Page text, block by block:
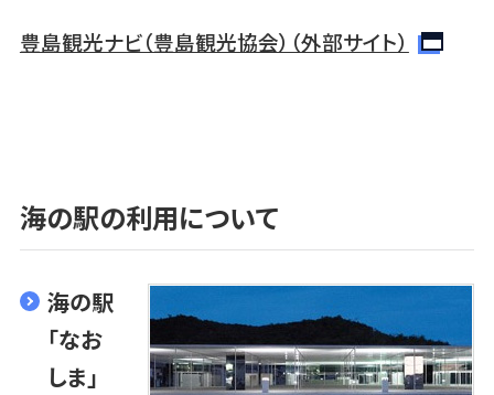
豊島観光ナビ（豊島観光協会）（外部サイト）
海の駅の利用について
海の駅
「なお
しま」